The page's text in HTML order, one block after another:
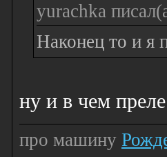
yurachka
Наконец то и я
ну и в чем
про машину